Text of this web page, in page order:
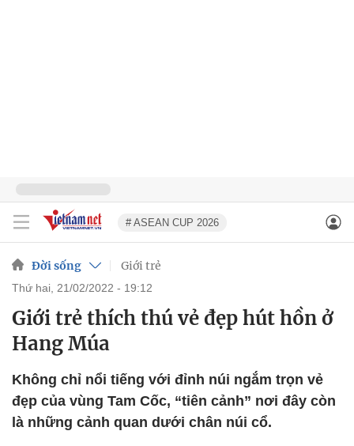
# ASEAN CUP 2026
Đời sống Giới trẻ
thứ hai, 21/02/2022 - 19:12
Giới trẻ thích thú vẻ đẹp hút hồn ở
Hang Múa
Không chỉ nổi tiếng với đỉnh núi ngắm trọn vẻ
đẹp của vùng Tam Cốc, “tiên cảnh” nơi đây còn
là những cảnh quan dưới chân núi cổ.